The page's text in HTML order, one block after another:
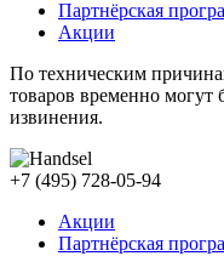
Партнёрская
Акции
По техническим
товаров временно
извинения.
+7 (495) 728-05-94
Акции
Партнёрская